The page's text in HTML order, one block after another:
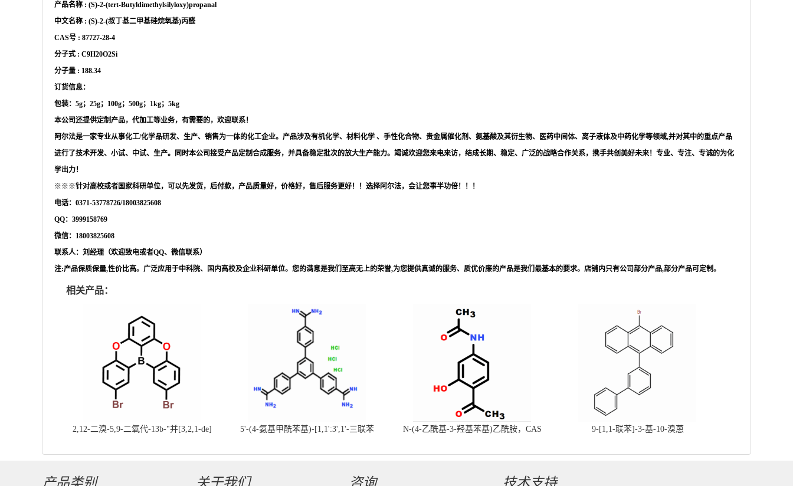
产品名称 : (S)-2-(tert-Butyldimethylsilyloxy)propanal
中文名称 : (S)-2-(叔丁基二甲基硅烷氧基)丙醛
CAS号 : 87727-28-4
分子式 : C9H20O2Si
分子量 : 188.34
订货信息：
包装： 5g；25g；100g；500g；1kg；5kg
本公司还提供定制产品，代加工等业务，有需要的，欢迎联系！
阿尔法是一家专业从事化工/化学品研发、生产、销售为一体的化工企业。产品涉及有机化学、材料化学 、手性化合物、贵金属催化剂、氨基酸及其衍生物、医药中间体、离子液体及中药化学等领域,并对其中的重点产品
进行了技术开发、小试、中试、生产。同时本公司接受产品定制合成服务，并具备稳定批次的放大生产能力。竭诚欢迎您来电来访，结成长期、稳定、广泛的战略合作关系，携手共创美好未来！专业、专注、专诚的为化
学出力！
※※※针对高校或者国家科研单位，可以先发货，后付款，产品质量好，价格好，售后服务更好！！选择阿尔法，会让您事半功倍！！！
电话： 0371-53778726/18003825608
QQ：3999158769
微信： 18003825608
联系人：刘经理（欢迎致电或者QQ、微信联系）
注:产品保质保量,性价比高。广泛应用于中科院、国内高校及企业科研单位。您的满意是我们至高无上的荣誉,为您提供真诚的服务、质优价廉的产品是我们最基本的要求。店铺内只有公司部分产品,部分产品可定制。
相关产品：
2,12-二溴-5,9-二氧代-13b-"并[3,2,1-de]
5'-(4-氨基甲酰苯基)-[1,1':3',1'-三联苯
N-(4-乙酰基-3-羟基苯基)乙酰胺，CAS
9-[1,1-联苯]-3-基-10-溴蒽
产品类别 关于我们 咨询 技术支持